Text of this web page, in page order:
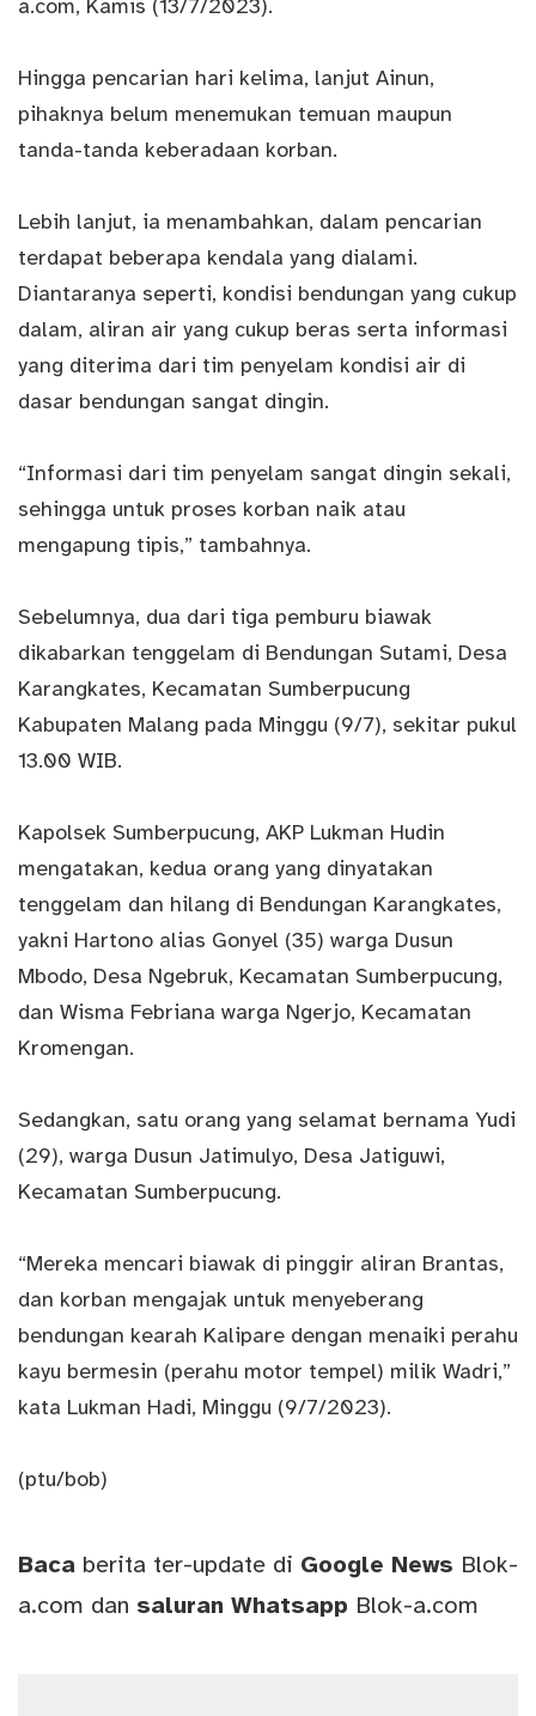
a.com, Kamis (13/7/2023).
Hingga pencarian hari kelima, lanjut Ainun,
pihaknya belum menemukan temuan maupun
tanda-tanda keberadaan korban.
Lebih lanjut, ia menambahkan, dalam pencarian
terdapat beberapa kendala yang dialami.
Diantaranya seperti, kondisi bendungan yang cukup
dalam, aliran air yang cukup beras serta informasi
yang diterima dari tim penyelam kondisi air di
dasar bendungan sangat dingin.
“Informasi dari tim penyelam sangat dingin sekali,
sehingga untuk proses korban naik atau
mengapung tipis,” tambahnya.
Sebelumnya, dua dari tiga pemburu biawak
dikabarkan tenggelam di Bendungan Sutami, Desa
Karangkates, Kecamatan Sumberpucung
Kabupaten Malang pada Minggu (9/7), sekitar pukul
13.00 WIB.
Kapolsek Sumberpucung, AKP Lukman Hudin
mengatakan, kedua orang yang dinyatakan
tenggelam dan hilang di Bendungan Karangkates,
yakni Hartono alias Gonyel (35) warga Dusun
Mbodo, Desa Ngebruk, Kecamatan Sumberpucung,
dan Wisma Febriana warga Ngerjo, Kecamatan
Kromengan.
Sedangkan, satu orang yang selamat bernama Yudi
(29), warga Dusun Jatimulyo, Desa Jatiguwi,
Kecamatan Sumberpucung.
“Mereka mencari biawak di pinggir aliran Brantas,
dan korban mengajak untuk menyeberang
bendungan kearah Kalipare dengan menaiki perahu
kayu bermesin (perahu motor tempel) milik Wadri,”
kata Lukman Hadi, Minggu (9/7/2023).
(ptu/bob)
Baca berita ter-update di Google News Blok-
a.com dan saluran Whatsapp Blok-a.com